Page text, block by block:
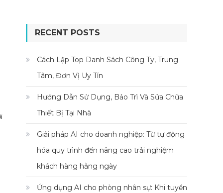
RECENT POSTS
Cách Lập Top Danh Sách Công Ty, Trung
Tâm, Đơn Vị Uy Tín
Hướng Dẫn Sử Dụng, Bảo Trì Và Sửa Chữa
Thiết Bị Tại Nhà
Giải pháp AI cho doanh nghiệp: Từ tự động
hóa quy trình đến nâng cao trải nghiệm
khách hàng hằng ngày
Ứng dụng AI cho phòng nhân sự: Khi tuyển